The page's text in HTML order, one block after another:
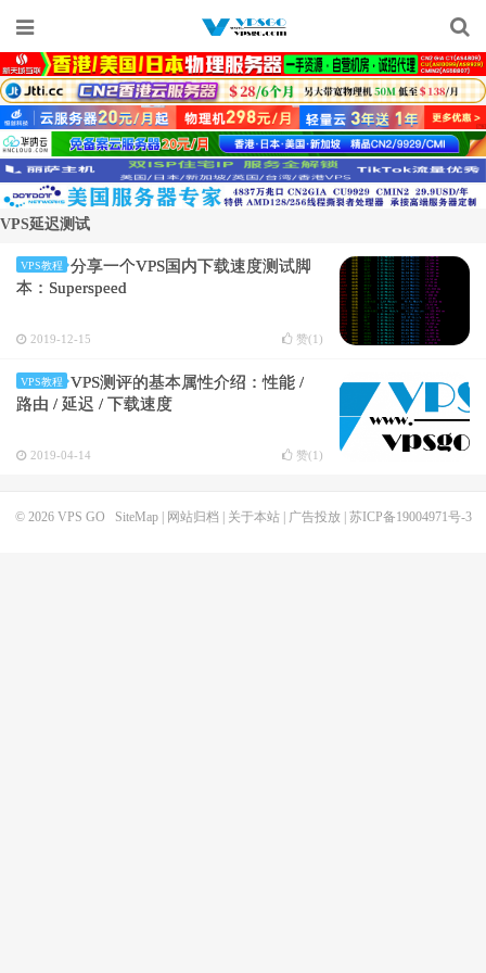
VPS延迟测试
VPS教程
分享一个VPS国内下载速度测试脚
本：Superspeed
2019-12-15 赞(1 )
VPS教程
VPS测评的基本属性介绍：性能 /
路由 / 延迟 / 下载速度
2019-04-14 赞(1 )
© 2026 VPS GO SiteMap| 网站归档 关于本站| 广告投放| 苏ICP备19004971号-3